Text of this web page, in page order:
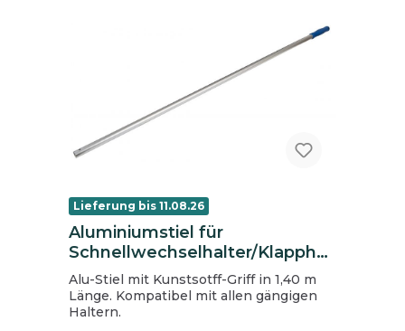
Lieferung bis 11.08.26
Aluminiumstiel für
Schnellwechselhalter/Klapphal
ter, Länge: 140 cm
Alu-Stiel mit Kunstsotff-Griff in 1,40 m
Länge. Kompatibel mit allen gängigen
Haltern.